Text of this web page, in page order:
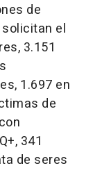
de
el
3.151
1.697 en
de
341
de seres